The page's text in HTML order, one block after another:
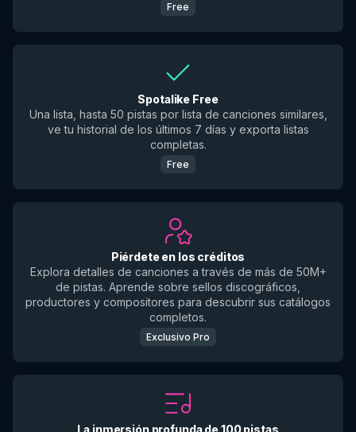
Free
Spotalike Free
Una lista, hasta 50 pistas por lista de canciones similares,
ve tu historial de los últimos 7 días y exporta listas
completas.
Free
Piérdete en los créditos
Explora detalles de canciones a través de más de 50M+
de pistas. Aprende sobre sellos discográficos,
productores y compositores para descubrir sus catálogos
completos.
Exclusivo Pro
La inmersión profunda de 100 pistas